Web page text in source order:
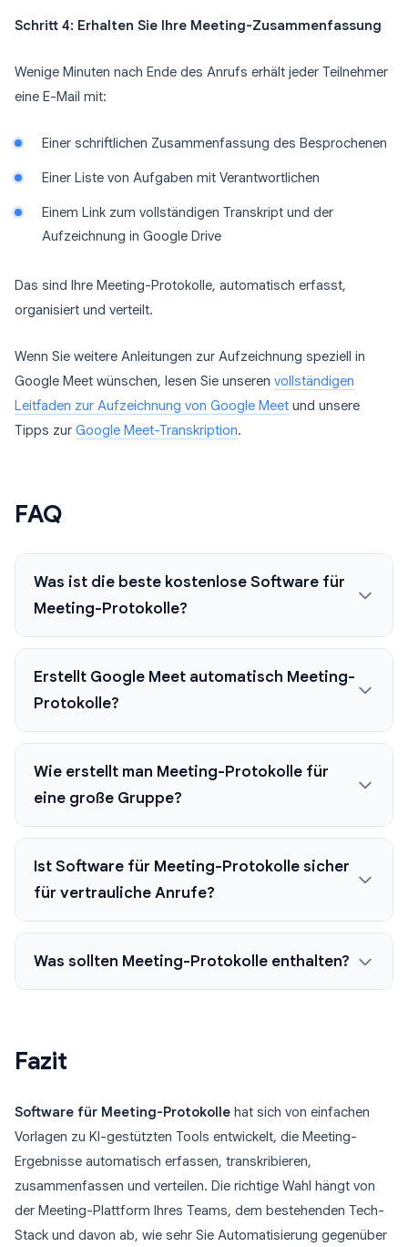
Schritt 4: Erhalten Sie Ihre Meeting-Zusammenfassung
Wenige Minuten nach Ende des Anrufs erhält jeder Teilnehmer
eine E-Mail mit:
Einer schriftlichen Zusammenfassung des Besprochenen
Einer Liste von Aufgaben mit Verantwortlichen
Einem Link zum vollständigen Transkript und der
Aufzeichnung in Google Drive
Das sind Ihre Meeting-Protokolle, automatisch erfasst,
organisiert und verteilt.
Wenn Sie weitere Anleitungen zur Aufzeichnung speziell in
Google Meet wünschen, lesen Sie unseren vollständigen
Leitfaden zur Aufzeichnung von Google Meet und unsere
Tipps zur Google Meet-Transkription.
FAQ
Was ist die beste kostenlose Software für
Meeting-Protokolle?
Erstellt Google Meet automatisch Meeting-
Protokolle?
Wie erstellt man Meeting-Protokolle für
eine große Gruppe?
Ist Software für Meeting-Protokolle sicher
für vertrauliche Anrufe?
Was sollten Meeting-Protokolle enthalten?
Fazit
Software für Meeting-Protokolle hat sich von einfachen
Vorlagen zu KI-gestützten Tools entwickelt, die Meeting-
Ergebnisse automatisch erfassen, transkribieren,
zusammenfassen und verteilen. Die richtige Wahl hängt von
der Meeting-Plattform Ihres Teams, dem bestehenden Tech-
Stack und davon ab, wie sehr Sie Automatisierung gegenüber